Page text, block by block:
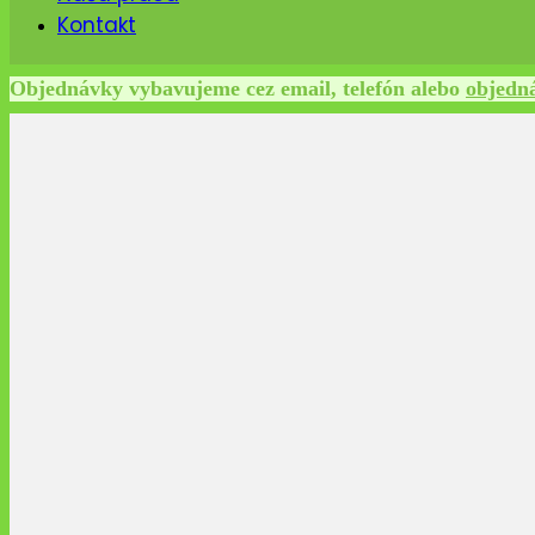
Kontakt
Objednávky vybavujeme cez email, telefón alebo